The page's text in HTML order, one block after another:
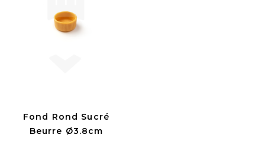
Fond Rond Sucré
Beurre Ø3.8cm